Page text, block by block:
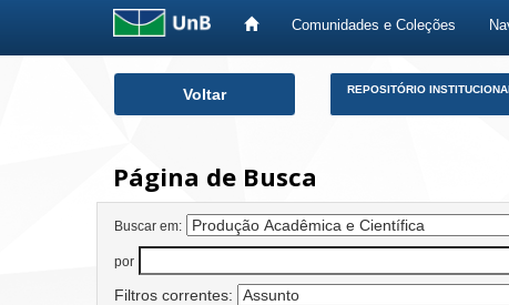
Comunidades e Coleções
Voltar REPOSITÓRIO
Página de Busca
Buscar em:
por
Filtros correntes: